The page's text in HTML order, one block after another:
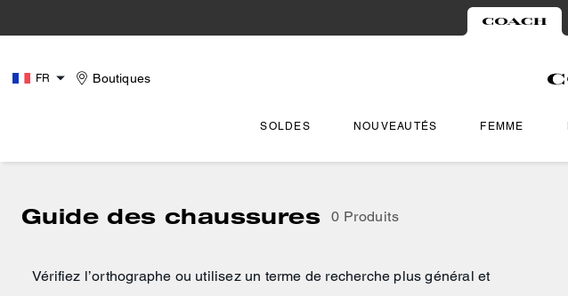
FR Boutiques
SOLDES NOUVEAUTÉS FEMME
Guide des chaussures 0 Produits
Vérifiez l’orthographe ou utilisez un terme de recherche plus général et